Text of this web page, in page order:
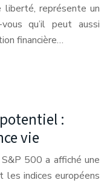
liberté, représente un
qu’il peut aussi
financière…
:
vie
500 a affiché une
les indices européens